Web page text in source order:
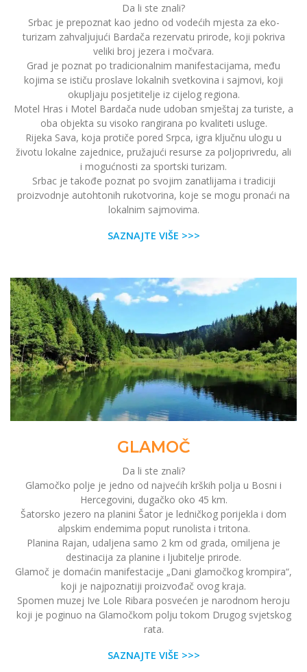
Da li ste znali?
Srbac je prepoznat kao jedno od vodećih mjesta za eko-
turizam zahvaljujući Bardača rezervatu prirode, koji pokriva
veliki broj jezera i močvara.
Grad je poznat po tradicionalnim manifestacijama, među
kojima se ističu proslave lokalnih svetkovina i sajmovi, koji
okupljaju posjetitelje iz cijelog regiona.
Motel Hras i Motel Bardača nude udoban smještaj za turiste, a
oba objekta su visoko rangirana po kvaliteti usluge.
Rijeka Sava, koja protiče pored Srpca, igra ključnu ulogu u
životu lokalne zajednice, pružajući resurse za poljoprivredu, ali
i mogućnosti za sportski turizam.
Srbac je takođe poznat po svojim zanatlijama i tradiciji
proizvodnje autohtonih rukotvorina, koje se mogu pronaći na
lokalnim sajmovima.
SAZNAJTE VIŠE >>>
GLAMOČ
Da li ste znali?
Glamočko polje je jedno od najvećih krških polja u Bosni i
Hercegovini, dugačko oko 45 km.
Šatorsko jezero na planini Šator je ledničkog porijekla i dom
alpskim endemima poput runolista i tritona.
Planina Rajan, udaljena samo 2 km od grada, omiljena je
destinacija za planine i ljubitelje prirode.
Glamoč je domaćin manifestacije „Dani glamočkog krompira“,
koji je najpoznatiji proizvođač ovog kraja.
Spomen muzej Ive Lole Ribara posvećen je narodnom heroju
koji je poginuo na Glamočkom polju tokom Drugog svjetskog
rata.
SAZNAJTE VIŠE >>>